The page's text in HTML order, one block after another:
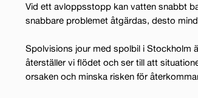
Vid ett avloppsstopp kan vatten snabbt
snabbare problemet åtgärdas, desto
Spolvisions jour med spolbil i Stockholm
återställer vi flödet och ser till att
orsaken och minska risken för